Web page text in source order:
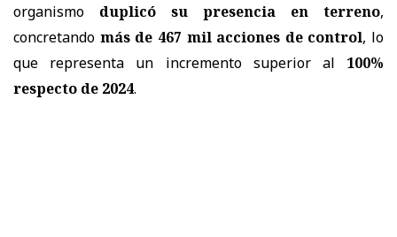
organismo duplicó su presencia en terreno,
concretando más de 467 mil acciones de control, lo
que representa un incremento superior al 100%
respecto de 2024.